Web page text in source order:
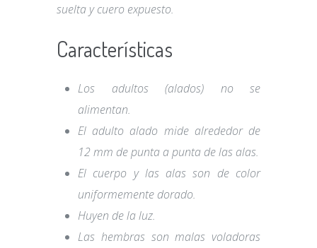
suelta y cuero expuesto.
Características
Los adultos (alados) no se
alimentan.
El adulto alado mide alrededor de
12 mm de punta a punta de las alas.
El cuerpo y las alas son de color
uniformemente dorado.
Huyen de la luz.
Las hembras son malas voladoras